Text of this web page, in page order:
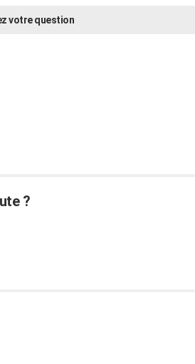
votre question
?